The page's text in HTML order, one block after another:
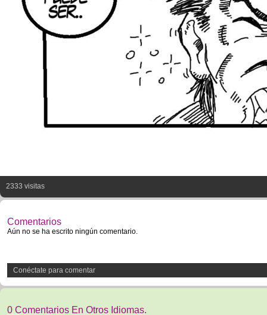
2333 visitas
Comentarios
Aún no se ha escrito ningún comentario.
Conéctate para comentar
0 Comentarios En Otros Idiomas.